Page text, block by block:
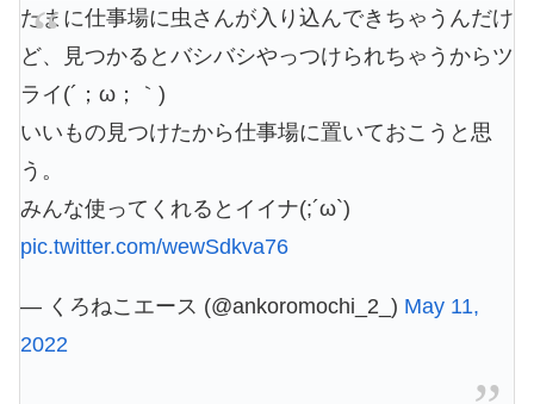
たまに仕事場に虫さんが入り込んできちゃうんだけ
ど、見つかるとバシバシやっつけられちゃうからツ
ライ(´；ω；｀)
いいもの見つけたから仕事場に置いておこうと思
う。
みんな使ってくれるとイイナ(;´ω`)
pic.twitter.com/wewSdkva76
— くろねこエース (@ankoromochi_2_) May 11,
2022